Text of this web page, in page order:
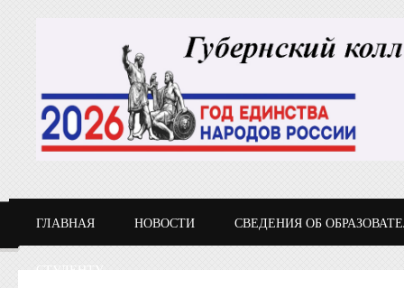
ГЛАВНАЯ НОВОСТИ СВЕДЕНИЯ ОБ
СТУДЕНТУ